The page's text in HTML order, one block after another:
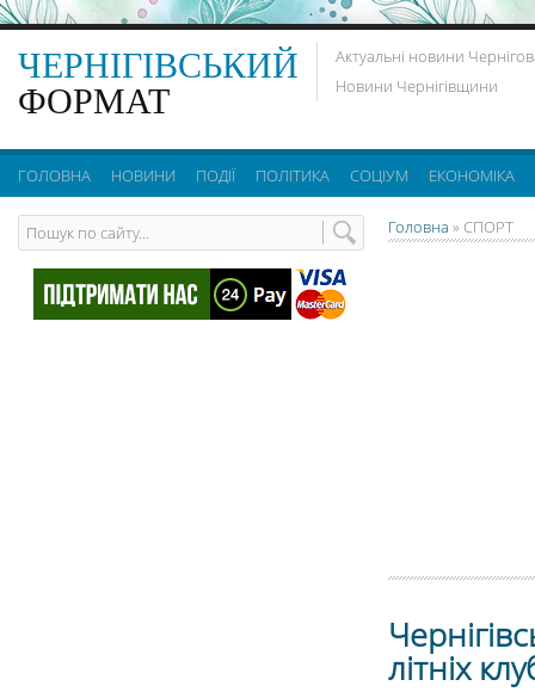
ЧЕРНІГІВСЬКИЙ
ФОРМАТ
Актуальні новини
Новини Чернігівщини
ГОЛОВНА НОВИНИ ПОДІЇ ПОЛІТИКА СОЦІУМ ЕКОНОМІКА
Головна » СПОРТ
літніх